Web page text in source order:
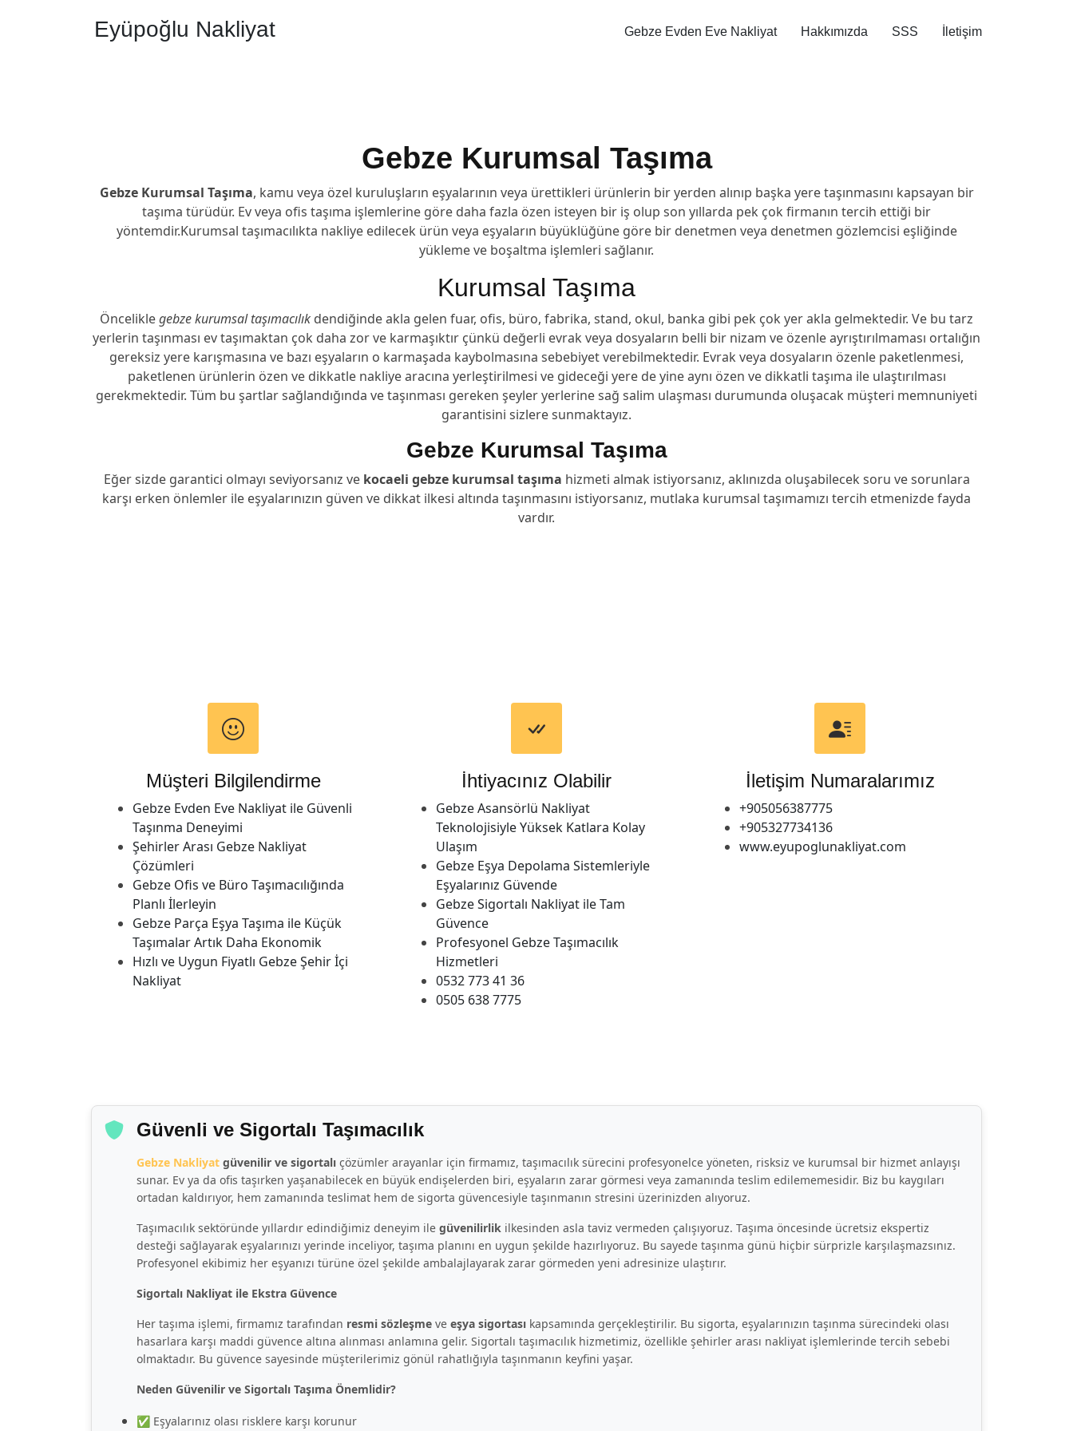
Eyüpoğlu Nakliyat Gebze Evden Eve Nakliyat Hakkımızda SSS İletişim
Gebze Kurumsal Taşıma
Gebze Kurumsal Taşıma, kamu veya özel kuruluşların eşyalarının veya ürettikleri ürünlerin bir yerden alınıp başka yere taşınmasını kapsayan bir
taşıma türüdür. Ev veya ofis taşıma işlemlerine göre daha fazla özen isteyen bir iş olup son yıllarda pek çok firmanın tercih ettiği bir
yöntemdir.Kurumsal taşımacılıkta nakliye edilecek ürün veya eşyaların büyüklüğüne göre bir denetmen veya denetmen gözlemcisi eşliğinde
yükleme ve boşaltma işlemleri sağlanır.
Kurumsal Taşıma
Önceliklegebze kurumsal taşımacılık dendiğinde akla gelen fuar, ofis, büro, fabrika, stand, okul, banka gibi pek çok yer akla gelmektedir. Ve bu tarz
yerlerin taşınması ev taşımaktan çok daha zor ve karmaşıktır çünkü değerli evrak veya dosyaların belli bir nizam ve özenle ayrıştırılmaması ortalığın
gereksiz yere karışmasına ve bazı eşyaların o karmaşada kaybolmasına sebebiyet verebilmektedir. Evrak veya dosyaların özenle paketlenmesi,
paketlenen ürünlerin özen ve dikkatle nakliye aracına yerleştirilmesi ve gideceği yere de yine aynı özen ve dikkatli taşıma ile ulaştırılması
gerekmektedir. Tüm bu şartlar sağlandığında ve taşınması gereken şeyler yerlerine sağ salim ulaşması durumunda oluşacak müşteri memnuniyeti
garantisini sizlere sunmaktayız.
Gebze Kurumsal Taşıma
Eğer sizde garantici olmayı seviyorsanız ve kocaeli gebze kurumsal taşıma hizmeti almak istiyorsanız, aklınızda oluşabilecek soru ve sorunlara
karşı erken önlemler ile eşyalarınızın güven ve dikkat ilkesi altında taşınmasını istiyorsanız, mutlaka kurumsal taşımamızı tercih etmenizde fayda
vardır.
Müşteri Bilgilendirme
Gebze Evden Eve Nakliyat ile Güvenli
Taşınma Deneyimi
Şehirler Arası Gebze Nakliyat
Çözümleri
Gebze Ofis ve Büro Taşımacılığında
Planlı İlerleyin
Gebze Parça Eşya Taşıma ile Küçük
Taşımalar Artık Daha Ekonomik
Hızlı ve Uygun Fiyatlı Gebze Şehir İçi
Nakliyat
İhtiyacınız Olabilir
Gebze Asansörlü Nakliyat
Teknolojisiyle Yüksek Katlara Kolay
Ulaşım
Gebze Eşya Depolama Sistemleriyle
Eşyalarınız Güvende
Gebze Sigortalı Nakliyat ile Tam
Güvence
Profesyonel Gebze Taşımacılık
Hizmetleri
0532 773 41 36
0505 638 7775
İletişim Numaralarımız
+905056387775
+905327734136
www.eyupoglunakliyat.com
Güvenli ve Sigortalı Taşımacılık
Gebze Nakliyat güvenilir ve sigortalı çözümler arayanlar için firmamız, taşımacılık sürecini profesyonelce yöneten, risksiz ve kurumsal bir hizmet anlayışı
sunar. Ev ya da ofis taşırken yaşanabilecek en büyük endişelerden biri, eşyaların zarar görmesi veya zamanında teslim edilememesidir. Biz bu kaygıları
ortadan kaldırıyor, hem zamanında teslimat hem de sigorta güvencesiyle taşınmanın stresini üzerinizden alıyoruz.
Taşımacılık sektöründe yıllardır edindiğimiz deneyim ile güvenilirlik ilkesinden asla taviz vermeden çalışıyoruz. Taşıma öncesinde ücretsiz ekspertiz
desteği sağlayarak eşyalarınızı yerinde inceliyor, taşıma planını en uygun şekilde hazırlıyoruz. Bu sayede taşınma günü hiçbir sürprizle karşılaşmazsınız.
Profesyonel ekibimiz her eşyanızı türüne özel şekilde ambalajlayarak zarar görmeden yeni adresinize ulaştırır.
Sigortalı Nakliyat ile Ekstra Güvence
Her taşıma işlemi, firmamız tarafından resmi sözleşme ve eşya sigortası kapsamında gerçekleştirilir. Bu sigorta, eşyalarınızın taşınma sürecindeki olası
hasarlara karşı maddi güvence altına alınması anlamına gelir. Sigortalı taşımacılık hizmetimiz, özellikle şehirler arası nakliyat işlemlerinde tercih sebebi
olmaktadır. Bu güvence sayesinde müşterilerimiz gönül rahatlığıyla taşınmanın keyfini yaşar.
Neden Güvenilir ve Sigortalı Taşıma Önemlidir?
✅ Eşyalarınız olası risklere karşı korunur